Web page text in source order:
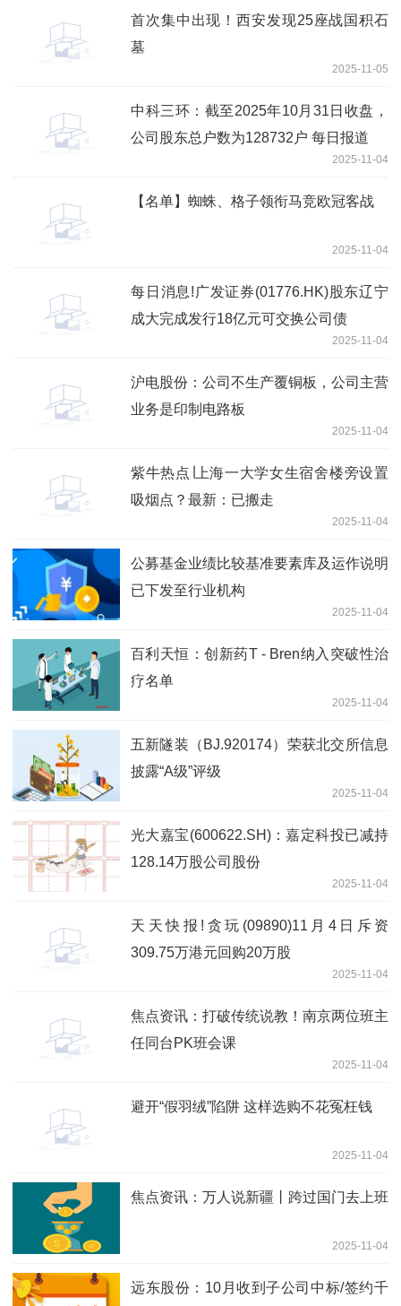
首次集中出现！西安发现25座战国积石
墓
2025-11-05
中科三环：截至2025年10月31日收盘，
公司股东总户数为128732户 每日报道
2025-11-04
【名单】蜘蛛、格子领衔马竞欧冠客战
2025-11-04
每日消息!广发证券(01776.HK)股东辽宁
成大完成发行18亿元可交换公司债
2025-11-04
沪电股份：公司不生产覆铜板，公司主营
业务是印制电路板
2025-11-04
紫牛热点∣上海一大学女生宿舍楼旁设置
吸烟点？最新：已搬走
2025-11-04
公募基金业绩比较基准要素库及运作说明
已下发至行业机构
2025-11-04
百利天恒：创新药T - Bren纳入突破性治
疗名单
2025-11-04
五新隧装（BJ.920174）荣获北交所信息
披露“A级”评级
2025-11-04
光大嘉宝(600622.SH)：嘉定科投已减持
128.14万股公司股份
2025-11-04
天天快报!贪玩(09890)11月4日斥资
309.75万港元回购20万股
2025-11-04
焦点资讯：打破传统说教！南京两位班主
任同台PK班会课
2025-11-04
避开“假羽绒”陷阱 这样选购不花冤枉钱
2025-11-04
焦点资讯：万人说新疆丨跨过国门去上班
2025-11-04
远东股份：10月收到子公司中标/签约千